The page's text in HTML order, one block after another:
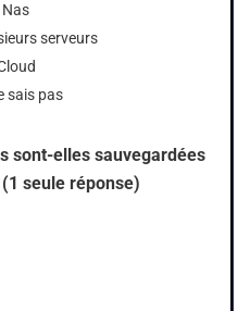
Nas
serveurs
sais pas
sont-elles sauvegardées
seule réponse)